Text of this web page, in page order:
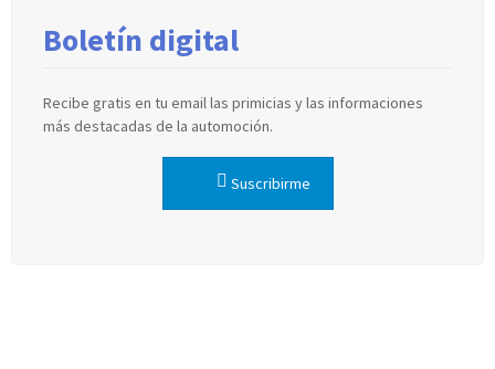
Boletín digital
Recibe gratis en tu email las primicias y las informaciones
más destacadas de la automoción.
Suscribirme